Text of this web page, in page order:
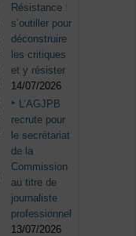
Résistance :
s’outiller pour
déconstruire
les critiques
et y résister
14/07/2026
L’AGJPB
recrute pour
le secrétariat
de la
Commission
au titre de
journaliste
professionnel
13/07/2026